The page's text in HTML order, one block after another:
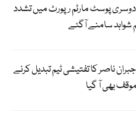
پوسٹ مارٹم رپورٹ میں تشدد
شواہد سامنے آگئے
ناصر کا تفتیشی ٹیم تبدیل کرنے
بھی آ گیا